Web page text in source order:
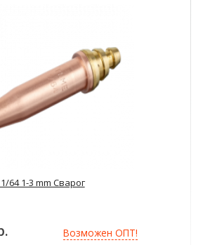
64 1-3 mm Сварог
Возможен ОПТ!